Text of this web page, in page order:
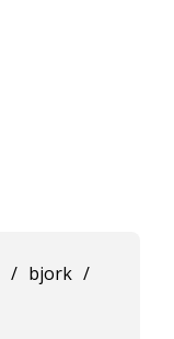
/ bjork /